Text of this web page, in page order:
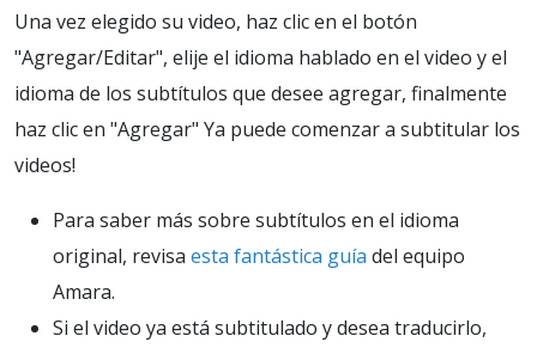
Una vez elegido su video, haz clic en el botón
"Agregar/Editar", elije el idioma hablado en el video y el
idioma de los subtítulos que desee agregar, finalmente
haz clic en "Agregar" Ya puede comenzar a subtitular los
videos!
Para saber más sobre subtítulos en el idioma
original, revisa esta fantástica guía del equipo
Amara.
Si el video ya está subtitulado y desea traducirlo,